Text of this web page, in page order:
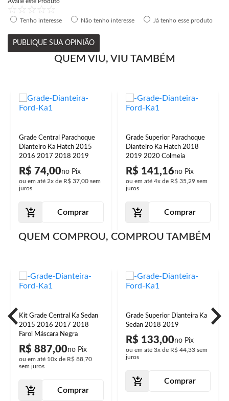
Avalie este Produto
Tenho interesse Não tenho interesse Já tenho esse produto
PUBLIQUE SUA OPINIÃO
QUEM VIU, VIU TAMBÉM
Grade Central Parachoque
Dianteiro Ka Hatch 2015
2016 2017 2018 2019
R$ 74,00
ou em até 2x de R$ 37,00 sem
juros
Comprar
Grade Superior Parachoque
Dianteiro Ka Hatch 2018
2019 2020 Colmeia
R$ 141,16
ou em até 4x de R$ 35,29 sem
juros
Comprar
QUEM COMPROU, COMPROU TAMBÉM
Kit Grade Central Ka Sedan
2015 2016 2017 2018
Farol Máscara Negra
R$ 887,00
ou em até 10x de R$ 88,70
sem juros
Comprar
Grade Superior Dianteira Ka
Sedan 2018 2019
R$ 133,00
ou em até 3x de R$ 44,33 sem
juros
Comprar